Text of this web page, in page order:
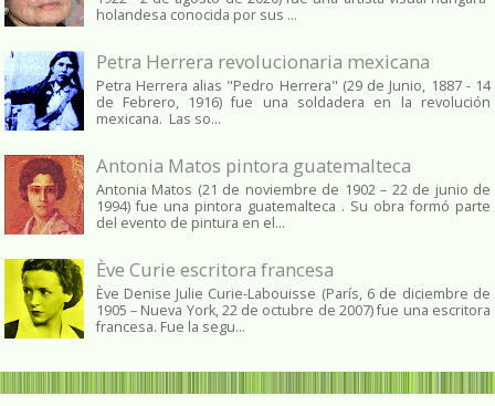
holandesa conocida por sus ...
Petra Herrera revolucionaria mexicana
Petra Herrera alias "Pedro Herrera" (29 de Junio, 1887 - 14
de Febrero, 1916) fue una soldadera en la revolución
mexicana. Las so...
Antonia Matos pintora guatemalteca
Antonia Matos (21 de noviembre de 1902 – 22 de junio de
1994) fue una pintora guatemalteca . Su obra formó parte
del evento de pintura en el...
Ève Curie escritora francesa
Ève Denise Julie Curie-Labouisse (París, 6 de diciembre de
1905 – Nueva York, 22 de octubre de 2007) fue una escritora
francesa. Fue la segu...